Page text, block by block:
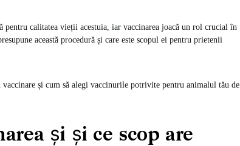
pentru calitatea vieții acestuia, iar vaccinarea joacă un rol crucial în
această procedură și care este scopul ei pentru prietenii
și cum să alegi vaccinurile potrivite pentru animalul tău de
și și ce scop are